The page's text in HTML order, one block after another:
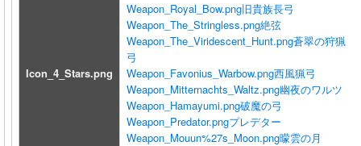
Icon_4_Stars.png
Weapon_Royal_Bow.png旧貴族長弓
Weapon_The_Stringless.png絶弦
Weapon_The_Viridescent_Hunt.png蒼翠の狩猟
弓
Weapon_Favonius_Warbow.png西風猟弓
Weapon_Mitternachts_Waltz.png幽夜のワルツ
Weapon_Hamayumi.png破魔の弓
Weapon_Predator.pngプレデター
Weapon_Mouun%27s_Moon.png曚雲の月